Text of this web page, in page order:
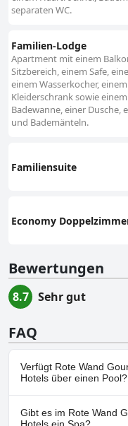
separaten WC.
Familien-Lodge
Apartment mit einem
Sitzbereich, einem Safe,
einem Wasserkocher,
Kleiderschrank sowie
Badewanne, einer Dusche,
und Bademänteln.
Familiensuite
Economy
Bewertungen
8.7 Sehr gut
FAQ
Verfügt Rote Wand
Hotels über einen Pool?
Ja, Rote Wand Gourmet
Pools, die zu einer oder
Gibt es im Rote Wand